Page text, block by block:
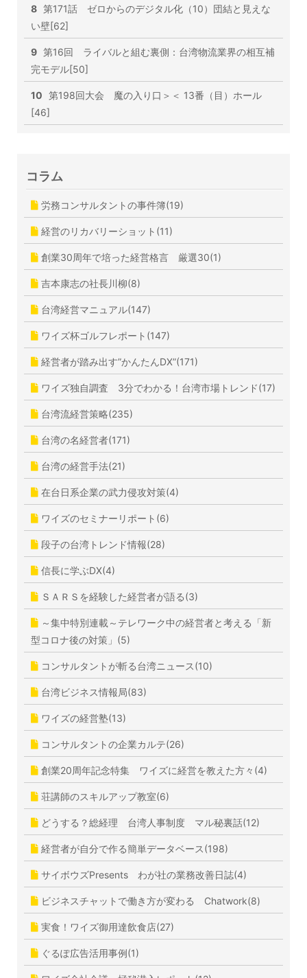
8 第171話 ゼロからのデジタル化（10）団結と見えな
い壁[62]
9 第16回 ライバルと組む裏側：台湾物流業界の相互補
完モデル[50]
10 第198回大会 魔の入り口＞＜ 13番（目）ホール
[46]
コラム
労務コンサルタントの事件簿(19)
経営のリカバリーショット(11)
創業30周年で培った経営格言 厳選30(1)
吉本康志の社長川柳(8)
台湾経営マニュアル(147)
ワイズ杯ゴルフレポート(147)
経営者が踏み出す”かんたんDX”(171)
ワイズ独自調査 3分でわかる！台湾市場トレンド(17)
台湾流経営策略(235)
台湾の名経営者(171)
台湾の経営手法(21)
在台日系企業の武力侵攻対策(4)
ワイズのセミナーリポート(6)
段子の台湾トレンド情報(28)
信長に学ぶDX(4)
ＳＡＲＳを経験した経営者が語る(3)
～集中特別連載～テレワーク中の経営者と考える「新
型コロナ後の対策」(5)
コンサルタントが斬る台湾ニュース(10)
台湾ビジネス情報局(83)
ワイズの経営塾(13)
コンサルタントの企業カルテ(26)
創業20周年記念特集 ワイズに経営を教えた方々(4)
荘講師のスキルアップ教室(6)
どうする？総経理 台湾人事制度 マル秘裏話(12)
経営者が自分で作る簡単データベース(198)
サイボウズPresents わが社の業務改善日誌(4)
ビジネスチャットで働き方が変わる Chatwork(8)
実食！ワイズ御用達飲食店(27)
ぐるぽ広告活用事例(1)